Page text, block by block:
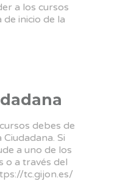
a los cursos
de inicio de la
debes de
Si
a uno de los
o a través del
tc.gijon.es/